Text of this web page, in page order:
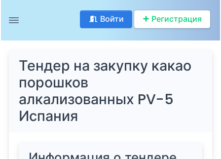
Войти Регистрация
Тендер на закупку какао
порошков
алкализованных PV-5
Испания